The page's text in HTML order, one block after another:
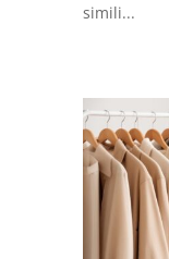
simili...